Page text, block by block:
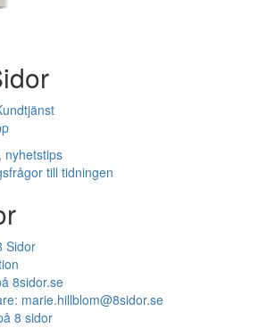
nyhetstips
till tidningen
Sidor
8sidor.se
marie.hillblom@8sidor.se
8 sidor